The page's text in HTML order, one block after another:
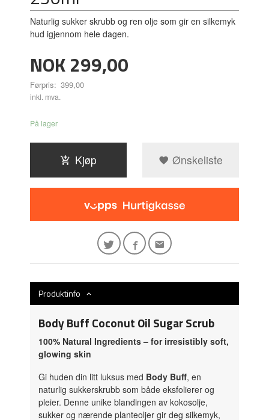
Naturlig sukker skrubb og ren olje som gir en silkemyk
hud igjennom hele dagen.
Tilbud
NOK299,00
Førpris: 399,00
Rabatt
inkl. mva.
På lager
Kjøp Ønskeliste
Produktinfo
Body Buff Coconut Oil Sugar Scrub
100% Natural Ingredients – for irresistibly soft,
glowing skin
Gi huden din litt luksus med Body Buff, en
naturlig sukker­skrubb som både eksfolierer og
pleier. Denne unike blandingen av kokosolje,
sukker og nærende planteoljer gir deg silkemyk,